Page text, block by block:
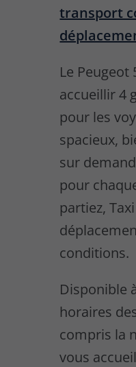
transport
Le
accueillir 4
pour les
spacieux,
sur
pour
partiez,
conditions.
Disponible
horaires
compris la
vous